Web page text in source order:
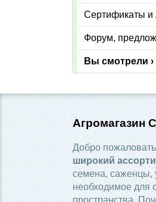
Сертификаты и
Форум,
Вы смотрели ›
Агромагазин
Добро
широкий
семена, саженцы,
необходимое для
пространства.